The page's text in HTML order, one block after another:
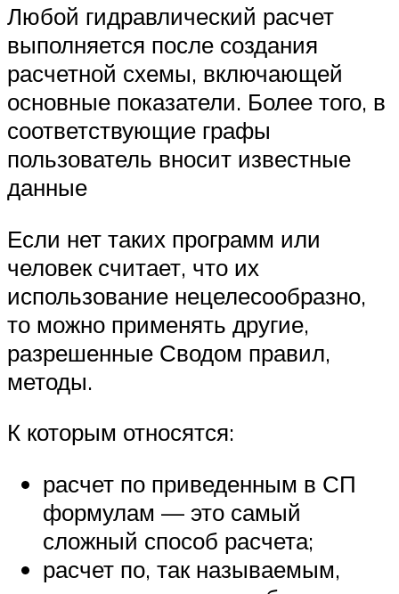
Любой гидравлический расчет
выполняется после создания
расчетной схемы, включающей
основные показатели. Более того, в
соответствующие графы
пользователь вносит известные
данные
Если нет таких программ или
человек считает, что их
использование нецелесообразно,
то можно применять другие,
разрешенные Сводом правил,
методы.
К которым относятся:
расчет по приведенным в СП
формулам — это самый
сложный способ расчета;
расчет по, так называемым,